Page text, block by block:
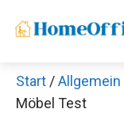
Inhalt
Start /Allgemein
Möbel Test